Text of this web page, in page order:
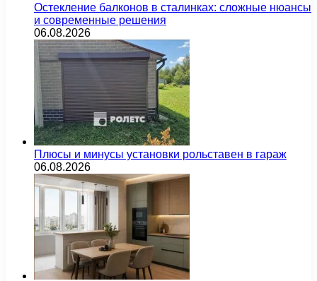
Остекление балконов в сталинках: сложные нюансы
и современные решения
06.08.2026
Плюсы и минусы установки рольставен в гараж
06.08.2026